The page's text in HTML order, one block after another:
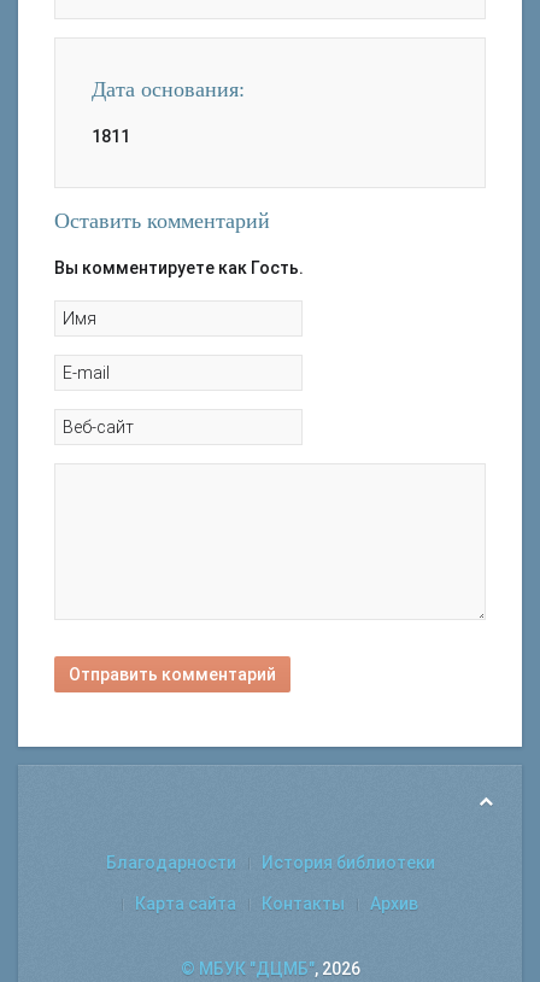
Дата основания:
1811
Оставить комментарий
Вы комментируете как Гость.
Отправить комментарий
Благодарности История библиотеки
Карта сайта Контакты Архив
© МБУК "ДЦМБ", 2026